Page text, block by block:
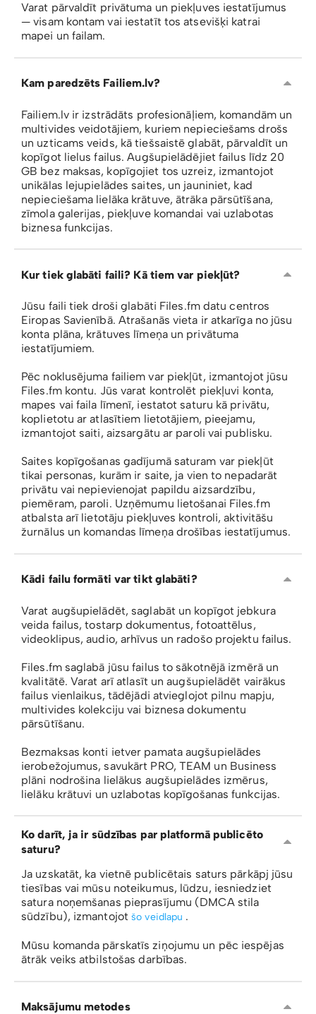
Varat pārvaldīt privātuma un piekļuves iestatījumus
— visam kontam vai iestatīt tos atsevišķi katrai
mapei un failam.
Kam paredzēts Failiem.lv?
Failiem.lv ir izstrādāts profesionāļiem, komandām un
multivides veidotājiem, kuriem nepieciešams drošs
un uzticams veids, kā tiešsaistē glabāt, pārvaldīt un
kopīgot lielus failus. Augšupielādējiet failus līdz 20
GB bez maksas, kopīgojiet tos uzreiz, izmantojot
unikālas lejupielādes saites, un jauniniet, kad
nepieciešama lielāka krātuve, ātrāka pārsūtīšana,
zīmola galerijas, piekļuve komandai vai uzlabotas
biznesa funkcijas.
Kur tiek glabāti faili? Kā tiem var piekļūt?
Jūsu faili tiek droši glabāti Files.fm datu centros
Eiropas Savienībā. Atrašanās vieta ir atkarīga no jūsu
konta plāna, krātuves līmeņa un privātuma
iestatījumiem.
Pēc noklusējuma failiem var piekļūt, izmantojot jūsu
Files.fm kontu. Jūs varat kontrolēt piekļuvi konta,
mapes vai faila līmenī, iestatot saturu kā privātu,
koplietotu ar atlasītiem lietotājiem, pieejamu,
izmantojot saiti, aizsargātu ar paroli vai publisku.
Saites kopīgošanas gadījumā saturam var piekļūt
tikai personas, kurām ir saite, ja vien to nepadarāt
privātu vai nepievienojat papildu aizsardzību,
piemēram, paroli. Uzņēmumu lietošanai Files.fm
atbalsta arī lietotāju piekļuves kontroli, aktivitāšu
žurnālus un komandas līmeņa drošības iestatījumus.
Kādi failu formāti var tikt glabāti?
Varat augšupielādēt, saglabāt un kopīgot jebkura
veida failus, tostarp dokumentus, fotoattēlus,
videoklipus, audio, arhīvus un radošo projektu failus.
Files.fm saglabā jūsu failus to sākotnējā izmērā un
kvalitātē. Varat arī atlasīt un augšupielādēt vairākus
failus vienlaikus, tādējādi atvieglojot pilnu mapju,
multivides kolekciju vai biznesa dokumentu
pārsūtīšanu.
Bezmaksas konti ietver pamata augšupielādes
ierobežojumus, savukārt PRO, TEAM un Business
plāni nodrošina lielākus augšupielādes izmērus,
lielāku krātuvi un uzlabotas kopīgošanas funkcijas.
Ko darīt, ja ir sūdzības par platformā publicēto
saturu?
Ja uzskatāt, ka vietnē publicētais saturs pārkāpj jūsu
tiesības vai mūsu noteikumus, lūdzu, iesniedziet
satura noņemšanas pieprasījumu (DMCA stila
sūdzību), izmantojotšo veidlapu .
Mūsu komanda pārskatīs ziņojumu un pēc iespējas
ātrāk veiks atbilstošas ​​darbības.
Maksājumu metodes